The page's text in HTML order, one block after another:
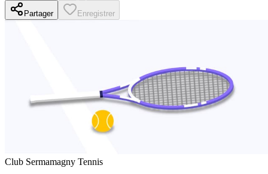
Partager Enregistrer
Club Sermamagny Tennis